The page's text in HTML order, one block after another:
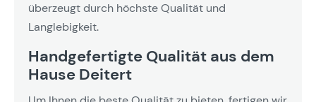
überzeugt durch höchste Qualität und
Langlebigkeit.
Handgefertigte Qualität aus dem
Hause Deitert